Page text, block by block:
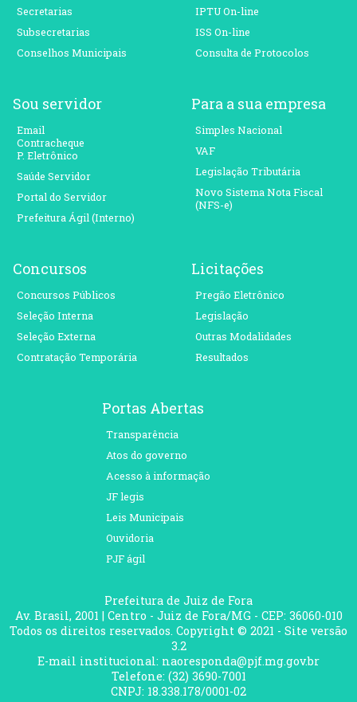
Secretarias
Subsecretarias
Conselhos Municipais
IPTU On-line
ISS On-line
Consulta de Protocolos
Sou servidor
Email
Contracheque
P. Eletrônico
Saúde Servidor
Portal do Servidor
Prefeitura Ágil (Interno)
Para a sua empresa
Simples Nacional
VAF
Legislação Tributária
Novo Sistema Nota Fiscal
(NFS-e)
Concursos
Concursos Públicos
Seleção Interna
Seleção Externa
Contratação Temporária
Licitações
Pregão Eletrônico
Legislação
Outras Modalidades
Resultados
Portas Abertas
Transparência
Atos do governo
Acesso à informação
JF legis
Leis Municipais
Ouvidoria
PJF ágil
Prefeitura de Juiz de Fora
Av. Brasil, 2001 | Centro - Juiz de Fora/MG - CEP: 36060-010
Todos os direitos reservados. Copyright © 2021 - Site versão
3.2
E-mail institucional: naoresponda@pjf.mg.gov.br
Telefone: (32) 3690-7001
CNPJ: 18.338.178/0001-02